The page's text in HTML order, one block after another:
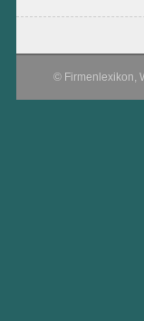
© Firmenlexikon,